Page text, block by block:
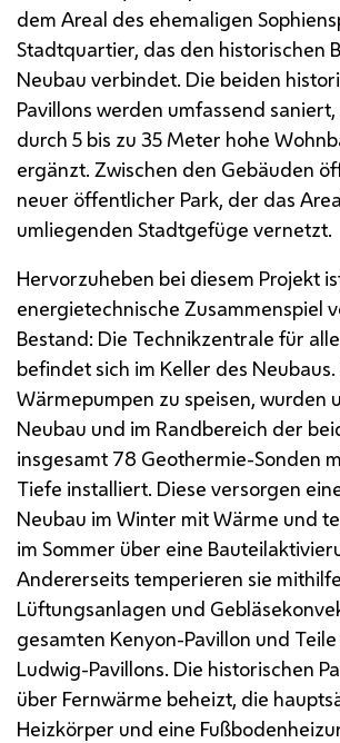
dem Areal des ehemaligen
Stadtquartier, das den historischen
Neubau verbindet. Die beiden
Pavillons werden umfassend
durch 5 bis zu 35 Meter hohe
ergänzt. Zwischen den Gebäuden
neuer öffentlicher Park, der das
umliegenden Stadtgefüge vernetzt.
Hervorzuheben bei diesem Projekt
energietechnische Zusammenspiel
Bestand: Die Technikzentrale für
befindet sich im Keller des
Wärmepumpen zu speisen, wurden
Neubau und im Randbereich der
insgesamt 78 Geothermie-Sonden
Tiefe installiert. Diese versorgen
Neubau im Winter mit Wärme und
im Sommer über eine
Andererseits temperieren sie
Lüftungsanlagen und
gesamten Kenyon-Pavillon und
Ludwig-Pavillons. Die historischen
über Fernwärme beheizt, die
Heizkörper und eine